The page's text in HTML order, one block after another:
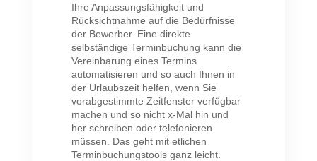
Ihre Anpassungsfähigkeit und
Rücksichtnahme auf die Bedürfnisse
der Bewerber. Eine direkte
selbständige Terminbuchung kann die
Vereinbarung eines Termins
automatisieren und so auch Ihnen in
der Urlaubszeit helfen, wenn Sie
vorabgestimmte Zeitfenster verfügbar
machen und so nicht x-Mal hin und
her schreiben oder telefonieren
müssen. Das geht mit etlichen
Terminbuchungstools ganz leicht.